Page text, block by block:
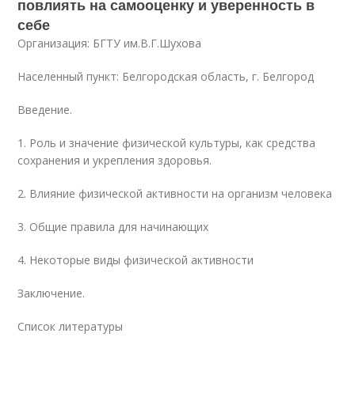
повлиять на самооценку и уверенность в
себе
Организация: БГТУ им.В.Г.Шухова
Населенный пункт: Белгородская область, г. Белгород
Введение.
1. Роль и значение физической культуры, как средства
сохранения и укрепления здоровья.
2. Влияние физической активности на организм человека
3. Общие правила для начинающих
4. Некоторые виды физической активности
Заключение.
Список литературы